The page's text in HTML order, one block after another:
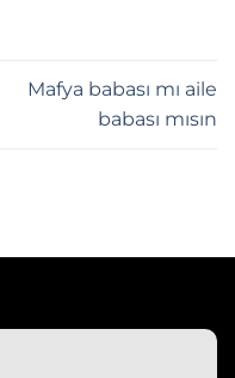
Mafya babası mı aile
babası mısın